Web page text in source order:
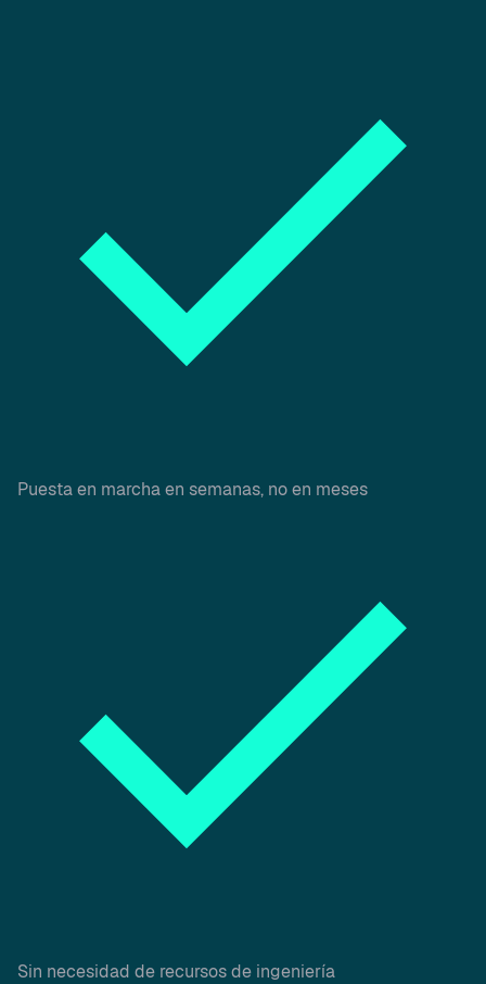
Puesta en marcha en semanas, no en meses
Sin necesidad de recursos de ingeniería